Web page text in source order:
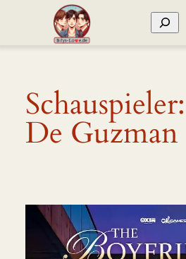
Suchen
Schauspieler:
De Guzman